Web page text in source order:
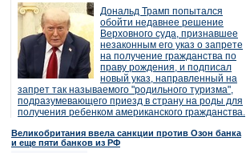
Дональд Трамп попытался
обойти недавнее решение
Верховного суда, признавшее
незаконным его указ о запрете
на получение гражданства по
праву рождения, и подписал
новый указ, направленный на
запрет так называемого "родильного туризма",
подразумевающего приезд в страну на роды для
получения ребенком американского гражданства.
Великобритания ввела санкции против Озон банка
и еще пяти банков из РФ